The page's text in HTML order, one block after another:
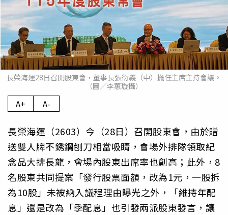
長榮海運28日召開股東會，董事長張衍義（中）擔任主席主持會議。
（圖／李蕙璇攝）
A+ A-
長榮海運（2603）今（28日）召開股東會，由於贈
送雙人牌不銹鋼刨刀相當吸睛，會場外排隊領取紀
念品大排長龍，會場內股東出席率也創高；此外，8
名股東共同提案「發行股票面額，改為1元，一股拆
為10股」未被納入議程理由曝光之外，「維持年配
息」還是改為「季配息」也引發兩派股東發言，讓